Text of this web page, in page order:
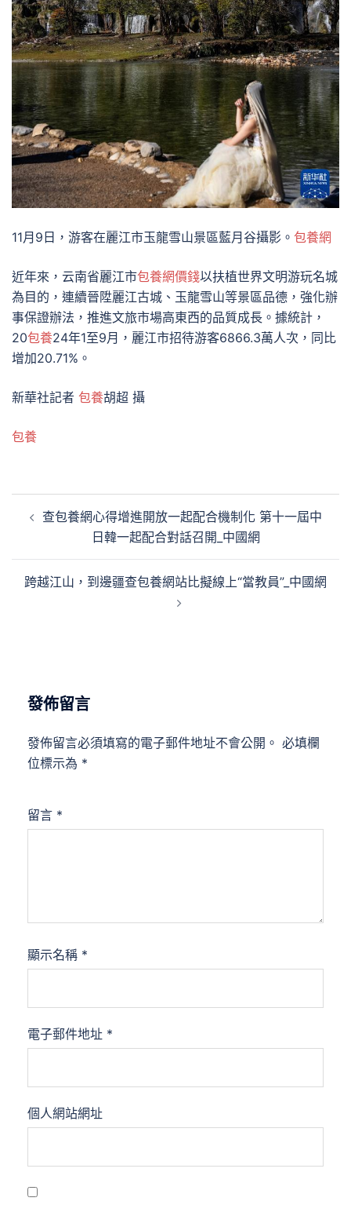
11月9日，游客在麗江市玉龍雪山景區藍月谷攝影。 包養網
近年來，云南省麗江市包養網價錢以扶植世界文明游玩名城
為目的，連續晉陞麗江古城、玉龍雪山等景區品德，強化辦
事保證辦法，推進文旅市場高東西的品質成長。據統計，
20包養24年1至9月，麗江市招待游客6866.3萬人次，同比
增加20.71%。
新華社記者 包養胡超 攝
包養
查包養網心得增進開放一起配合機制化 第十一屆中
日韓一起配合對話召開_中國網
跨越江山，到邊疆查包養網站比擬線上“當教員”_中國網
發佈留言
發佈留言必須填寫的電子郵件地址不會公開。 必填欄
位標示為 *
留言 *
顯示名稱 *
電子郵件地址 *
個人網站網址